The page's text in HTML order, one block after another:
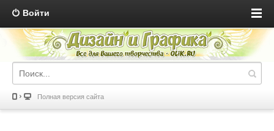
Войти
Полная версия сайта